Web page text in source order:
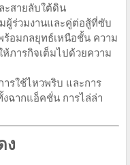
ะสายลับใต้ดิน
ผู้ร่วมงานและคู่ต่อสู้ที่ซับ
อมกลยุทธ์เหนือชั้น ความ
ห้ภารกิจเต็มไปด้วยความ
รใช้ไหวพริบ และการ
ฉากแอ็คชั่น การไล่ล่า
ง